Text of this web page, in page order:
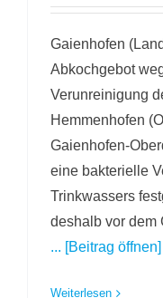
Gaienhofen
Abkochgebot
Verunreinigung
Hemmenhofen
Gaienhofen-
eine bakterielle
Trinkwassers
deshalb vor dem
... [Beitrag öffnen]
Weiterlesen